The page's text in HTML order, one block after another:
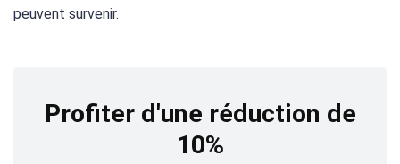
peuvent survenir.
Profiter d'une réduction de
10%